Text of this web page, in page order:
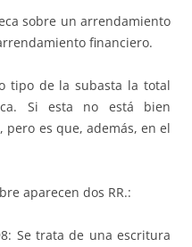
un arrendamiento
financiero.
de la subasta la total
Si esta no está bien
es que, además, en el
aparecen dos RR.:
Se trata de una escritura